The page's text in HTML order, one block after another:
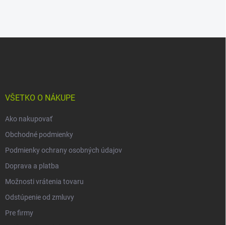
VŠETKO O NÁKUPE
Ako nakupovať
Obchodné podmienky
Podmienky ochrany osobných údajov
Doprava a platba
Možnosti vrátenia tovaru
Odstúpenie od zmluvy
Pre firmy